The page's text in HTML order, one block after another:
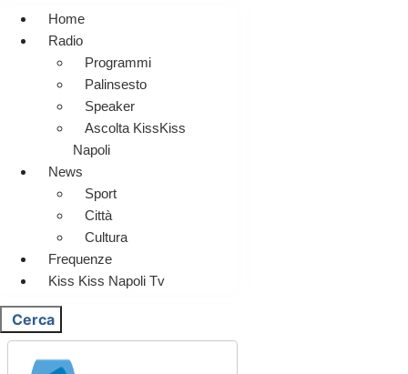
Home
Radio
Programmi
Palinsesto
Speaker
Ascolta KissKiss
Napoli
News
Sport
Città
Cultura
Frequenze
Kiss Kiss Napoli Tv
Cerca